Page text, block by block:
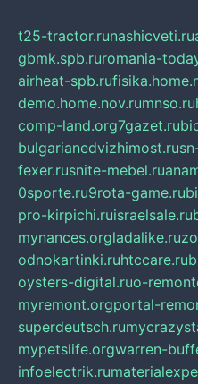
t25-tractor.runashicveti.ru
gbmk.spb.ruromania-
airheat-spb.ru
demo.home.nov.rumnso.ru
comp-land.org7gazet.ru
bulgarianedvizhimost.ru
fexer.rusnite-mebel.ru
0sporte.ru9rota-game.ru
pro-kirpichi.ruisraelsale.ru
mynances.orgladalike.ru
odnokartinki.ruhtccare.ru
oysters-digital.ruo-
myremont.orgportal-
superdeutsch.ru
mypetslife.orgwarren-
infoelectrik.ru